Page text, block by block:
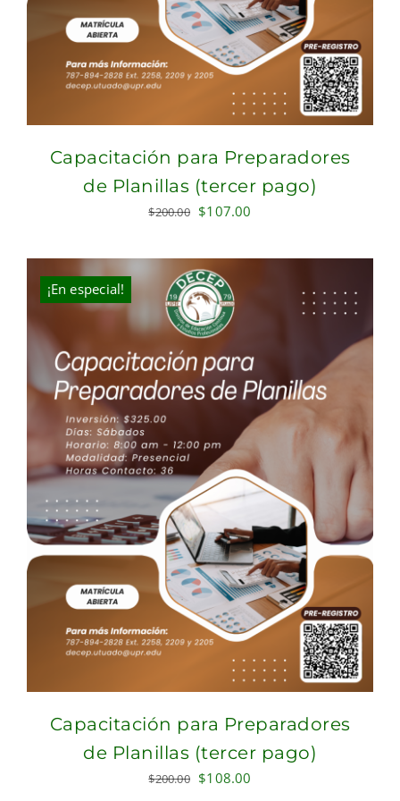
Capacitación para Preparadores
de Planillas (tercer pago)
$200.00 Original
was:
$200.00.
$107.00
is:
¡En especial!
Capacitación para Preparadores
de Planillas (tercer pago)
$200.00 Original
$108.00